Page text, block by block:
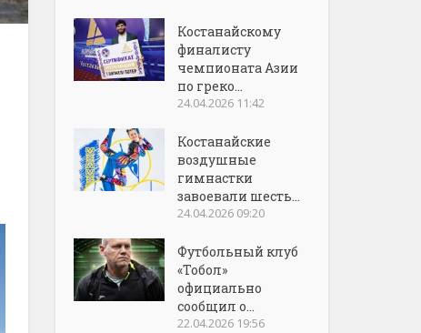
Костанайскому
финалисту
чемпионата Азии
по греко...
24.04.2026 11:42
Костанайские
воздушные
гимнастки
завоевали шесть...
24.04.2026 09:20
Футбольный клуб
«Тобол»
официально
сообщил о...
22.04.2026 19:56